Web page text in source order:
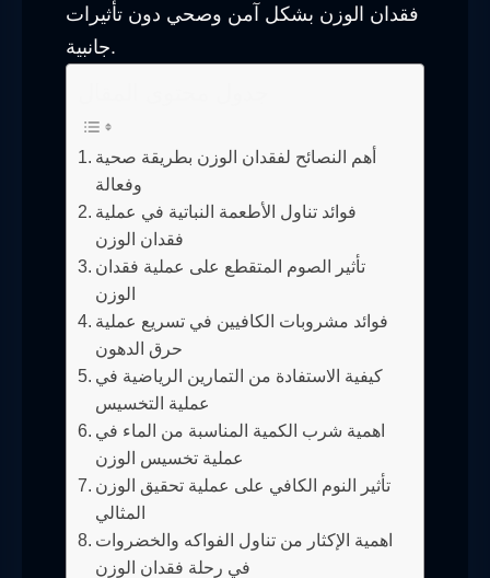
فقدان الوزن بشكل آمن وصحي دون تأثيرات
جانبية.
أهم النصائح لفقدان الوزن بطريقة صحية
وفعالة
فوائد تناول الأطعمة النباتية في عملية
فقدان الوزن
تأثير الصوم المتقطع على عملية فقدان
الوزن
فوائد مشروبات الكافيين في تسريع عملية
حرق الدهون
كيفية الاستفادة من التمارين الرياضية في
عملية التخسيس
اهمية شرب الكمية المناسبة من الماء في
عملية تخسيس الوزن
تأثير النوم الكافي على عملية تحقيق الوزن
المثالي
اهمية الإكثار من تناول الفواكه والخضروات
في رحلة فقدان الوزن